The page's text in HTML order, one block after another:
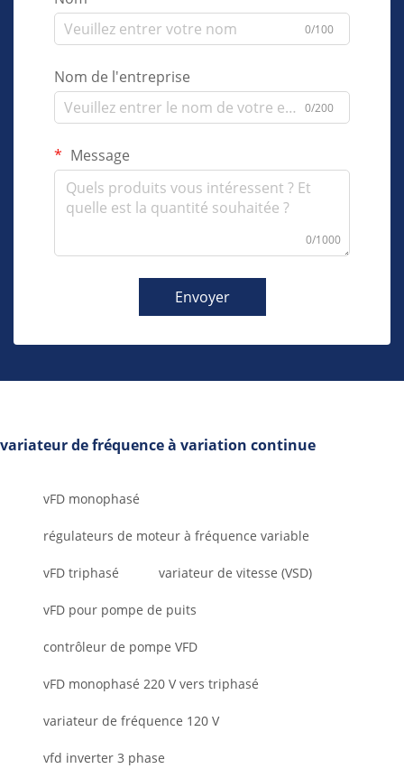
0/100
Nom de l'entreprise
0/200
Message
0/1000
Envoyer
variateur de fréquence à variation continue
vFD monophasé
régulateurs de moteur à fréquence variable
vFD triphasé variateur de vitesse (VSD)
vFD pour pompe de puits
contrôleur de pompe VFD
vFD monophasé 220 V vers triphasé
variateur de fréquence 120 V
vfd inverter 3 phase